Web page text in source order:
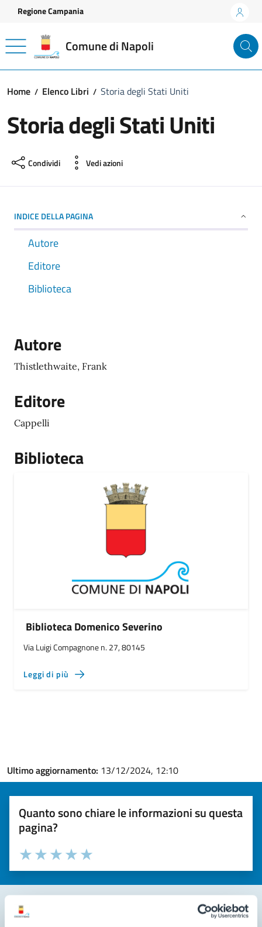
Vai ai contenuti
Vai al footer
Regione Campania
Comune di Napoli
Home Elenco Libri Storia degli Stati Uniti
Storia degli Stati Uniti
Condividi Vedi azioni
INDICE DELLA PAGINA
Autore
Editore
Biblioteca
Autore
Thistlethwaite, Frank
Editore
Cappelli
Biblioteca
Biblioteca Domenico Severino
Via Luigi Compagnone n. 27, 80145
Leggi di più
Ultimo aggiornamento: 13/12/2024, 12:10
Quanto sono chiare le informazioni su questa
pagina?
Valuta la chiarezza delle informazioni (da 1 a 5 stelle)
Seleziona il numero di stelle per valutare la chiarezza delle
Valuta 5 stelle su 5
Valuta 4 stelle su 5
Valuta 3 stelle su 5
Valuta 2 stelle su 5
Valuta 1 stelle su 5